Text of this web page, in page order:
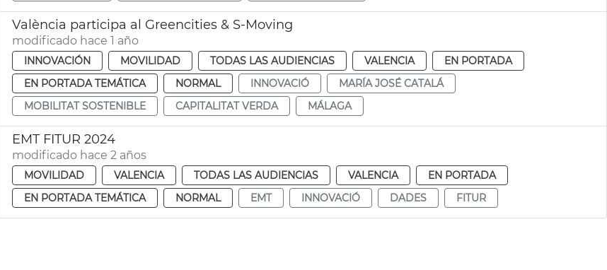
València participa al Greencities & S-Moving
modificado hace 1 año
INNOVACIÓN MOVILIDAD TODAS LAS AUDIENCIAS VALENCIA
EN PORTADA
EN PORTADA TEMÁTICA
NORMAL INNOVACIÓ
MARÍA JOSÉ CATALÁ
MOBILITAT SOSTENIBLE
CAPITALITAT VERDA MÁLAGA
EMT FITUR 2024
modificado hace 2 años
MOVILIDAD VALENCIA TODAS LAS AUDIENCIAS VALENCIA
EN PORTADA
EN PORTADA TEMÁTICA
NORMAL EMT INNOVACIÓ DADES FITUR